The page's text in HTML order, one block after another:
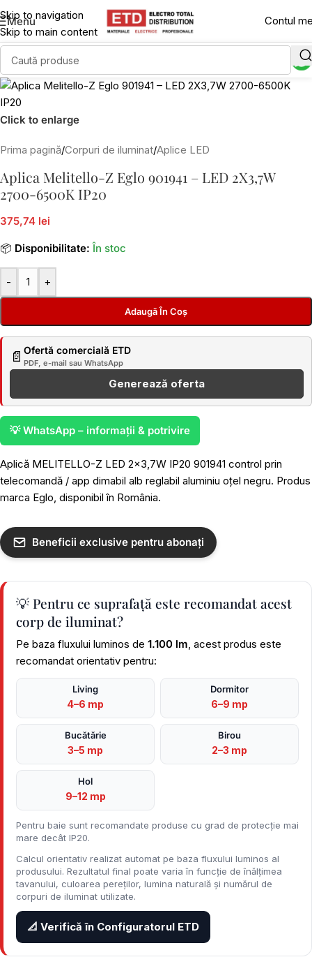
Skip to navigation
Skip to main content
Menu Contul
Click to enlarge
Prima pagină/Corpuri de iluminat/Aplice LED
Aplica Melitello-Z Eglo 901941 – LED 2X3,7W
2700-6500K IP20
375,74 lei
📦 Disponibilitate: În stoc
- +
Adaugă În Coș
📄 Ofertă comercială ETD
PDF, e-mail sau WhatsApp
Generează oferta
💡 WhatsApp – informații & potrivire
Aplică MELITELLO-Z LED 2×3,7W IP20 901941 control prin
telecomandă / app dimabil alb reglabil aluminiu oțel negru. Produs
marca Eglo, disponibil în România.
Beneficii exclusive pentru abonați
💡 Pentru ce suprafață este recomandat acest
corp de iluminat?
Pe baza fluxului luminos de 1.100 lm, acest produs este
recomandat orientativ pentru:
Living
4–6 mp
Dormitor
6–9 mp
Bucătărie
3–5 mp
Birou
2–3 mp
Hol
9–12 mp
Pentru baie sunt recomandate produse cu grad de protecție mai
mare decât IP20.
Calcul orientativ realizat automat pe baza fluxului luminos al
produsului. Rezultatul final poate varia în funcție de înălțimea
tavanului, culoarea pereților, lumina naturală și numărul de
corpuri de iluminat utilizate.
📐 Verifică în Configuratorul ETD